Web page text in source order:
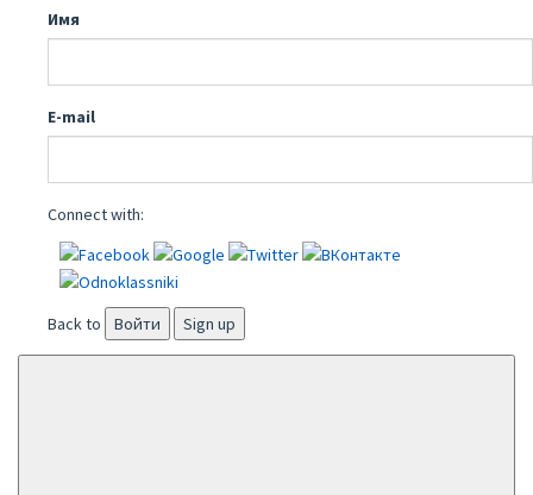
Имя
E-mail
Connect with:
Back to Войти Sign up